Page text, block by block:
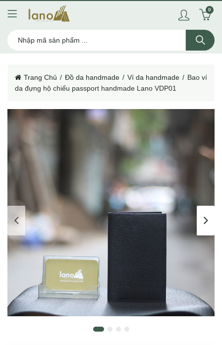
0
Trang Chủ Đồ da handmade Ví da handmade
Bao ví
da đựng hộ chiếu passport handmade Lano VDP01